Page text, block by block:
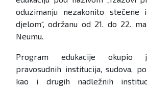
oduzimanju nezakonito stečene
djelom“, održanu od 21. do 22.
Neumu.
Program edukacije okupio
pravosudnih institucija, sudova,
kao i drugih nadležnih